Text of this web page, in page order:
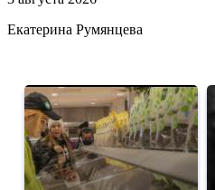
Екатерина Румянцева